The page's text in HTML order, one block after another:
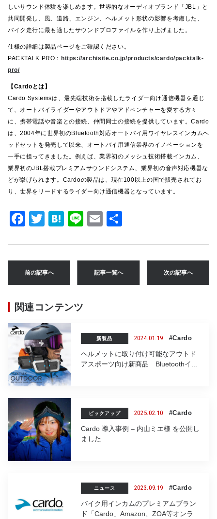
しいサウンド体験を楽しめます。世界的なオーディオブランド「JBL」と
共同開発し、風、道路、エンジン、ヘルメット形状の影響を考慮した、
バイク走行に最も適したサウンドプロファイルを作り上げました。
仕様の詳細は製品ページをご確認ください。
PACKTALK PRO： https://archisite.co.jp/products/cardo/packtalk-
pro/
【Cardoとは】
Cardo Systemsは、最先端技術を搭載したライダー向け通信機器を通じ
て、オートバイライダーやアウトドアやアドベンチャーを愛する方々
に、携帯電話や音楽との接続、仲間同士の接続を提供しています。Cardo
は、2004年に世界初のBluetooth対応オートバイ用ワイヤレスインカムヘ
ッドセットを発売して以来、オートバイ用通信業界のイノベーションを
一手に担ってきました。例えば、業界初のメッシュ技術搭載インカム、
業界初のJBL搭載プレミアムサウンドシステム、業界初の音声対応機器な
どが挙げられます。Cardoの製品は、現在100以上の国で販売されてお
り、世界をリードするライダー向け通信機器となっています。
F
c
e
b
o
k
T
it
te
r
H
e
n
a
Li
e
E
ai
l
前の記事へ 記事一覧へ 次の記事へ
関連コンテンツ
新製品 2024.01.19 #Cardo
ヘルメットに取り付け可能なアウトド
アスポーツ向け新商品 Bluetoothイ...
ピックアップ 2025.02.10 #Cardo
Cardo 導入事例 – 内山ミエ様 を公開し
ました
ニュース 2023.09.19 #Cardo
バイク用インカムのプレミアムブラン
ド「Cardo」Amazon、ZOA等オンラ